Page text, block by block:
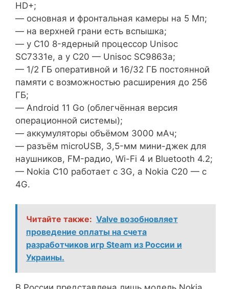
HD+;
— основная и фронтальная камеры на 5 Мп;
— на верхней грани есть вспышка;
— у C10 8-ядерный процессор Unisoc
SC7331e, а у C20 — Unisoc SC9863a;
— 1/2 ГБ оперативной и 16/32 ГБ постоянной
памяти с возможностью расширения до 256
ГБ;
— Android 11 Go (облегчённая версия
операционной системы);
— аккумуляторы объёмом 3000 мАч;
— разъём microUSB, 3,5-мм мини-джек для
наушников, FM-радио, Wi-Fi 4 и Bluetooth 4.2;
— Nokia C10 работает с 3G, а Nokia C20 — с
4G.
Читайте также: Valve возобновляет
проведение оплаты на счета
разработчиков игр Steam из России и
Украины.